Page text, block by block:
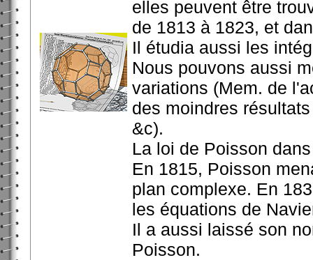
elles peuvent être
de 1813 à 1823, et
Il étudia aussi les
Nous pouvons aussi
variations (Mem. de
des moindres
&c).
La loi de Poisson
En 1815, Poisson
plan complexe. En
les équations de
Il a aussi laissé son
Poisson.